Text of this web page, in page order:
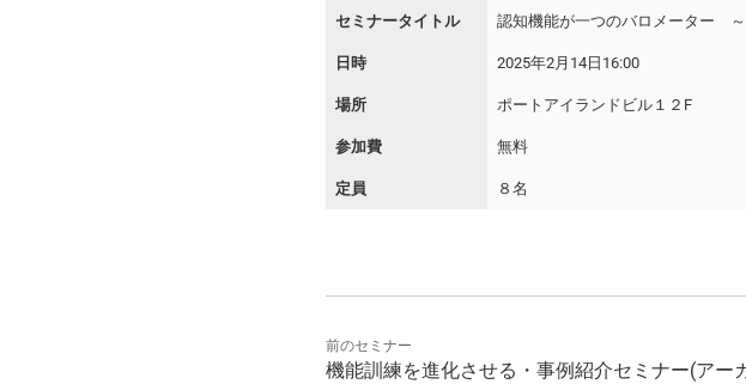
セミナータイトル 認知機能が一つのバロメーター
日時 2025年2月14日 16:00
場所 ポートアイランドビル１２F
参加費 無料
定員 ８名
前のセミナー
機能訓練を進化させる・事例紹介セミナー(アー